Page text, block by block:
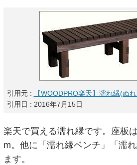
引用元 :
【WOODPRO楽天】濡れ縁(ぬ
引用日 : 2016年7月15日
楽天で買える濡れ縁です。座板
m。他に「濡れ縁ベンチ」「濡
ます。